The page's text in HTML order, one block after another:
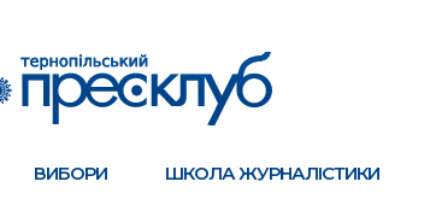
ВИБОРИ ШКОЛА ЖУРНАЛІСТИКИ